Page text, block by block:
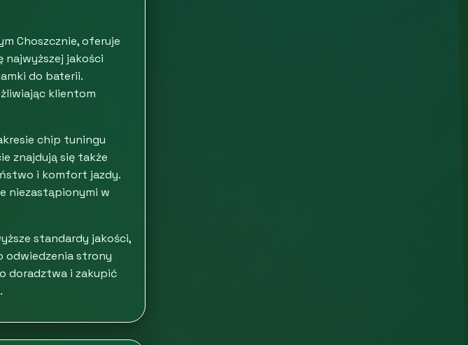
Choszcznie, oferuje
najwyższej jakości
do baterii.
klientom
chip tuningu
znajdują się także
i komfort jazdy.
niezastąpionymi w
standardy jakości,
odwiedzenia strony
doradztwa i zakupić